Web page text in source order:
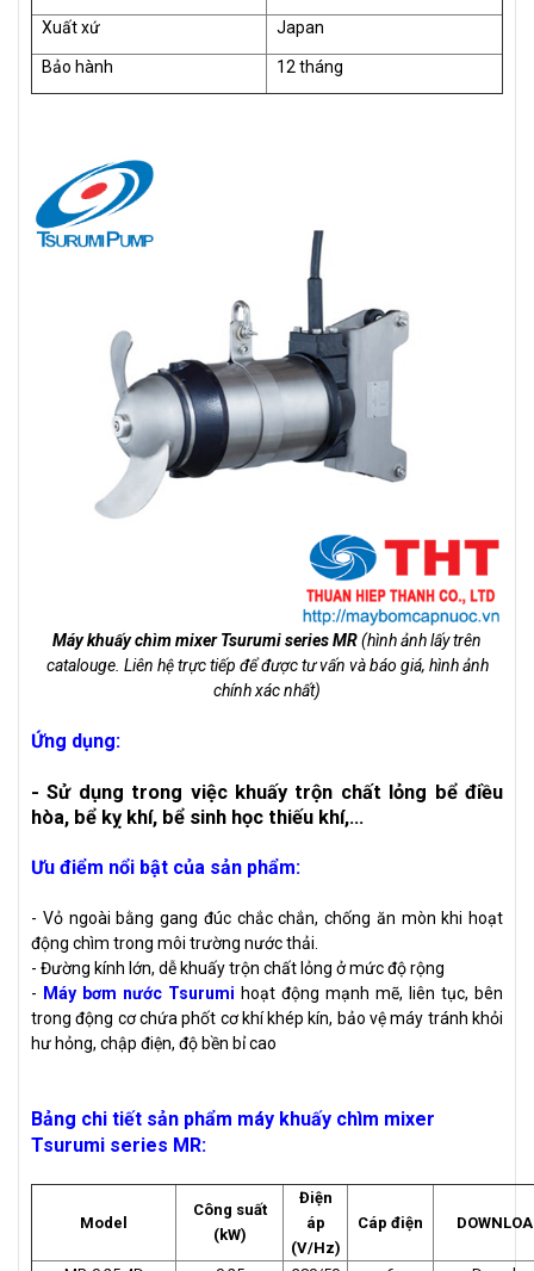
Xuất xứ Japan
Bảo hành 12 tháng
Máy khuấy chìm mixer Tsurumi series MR(hình ảnh lấy trên
catalouge. Liên hệ trực tiếp để được tư vấn và báo giá, hình ảnh
chính xác nhất)
Ứng dụng:
- Sử dụng trong việc khuấy trộn chất lỏng bể điều
hòa, bể kỵ khí, bể sinh học thiếu khí,...
Ưu điểm nổi bật của sản phẩm:
- Vỏ ngoài bằng gang đúc chắc chắn, chống ăn mòn khi hoạt
động chìm trong môi trường nước thải.
- Đường kính lớn, dễ khuấy trộn chất lỏng ở mức độ rộng
- Máy bơm nước Tsurumi hoạt động mạnh mẽ, liên tục, bên
trong động cơ chứa phốt cơ khí khép kín, bảo vệ máy tránh khỏi
hư hỏng, chập điện, độ bền bỉ cao
Bảng chi tiết sản phẩm máy khuấy chìm mixer
Tsurumi series MR:
Model
Công suất
(kW)
Điện
áp
(V/Hz)
Cáp điện